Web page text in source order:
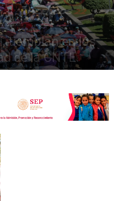
la
XXII
notas
tiemblan en los
de la CNTE